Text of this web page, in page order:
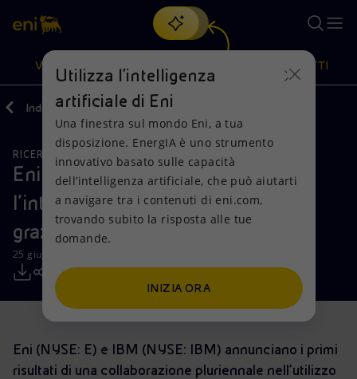
Cerca
scopri EnergIA, la nostra nuova soluzione di intelligenza
artificiale.
VISIONE
Visione
Mission e valori
Persone e Partnership
Net Zero
Modello satellitare
Energia accessibile
Azioni
Diversificazione energetica
Tecnologie per la transizione
Collaborazioni per l'innovazione
Attività nel mondo
PRODOTTI
Prodotti
Casa
Imprese
Mobilità
Indietro Media Comunicati Stampa
RICERCA, SVILUPPO E TECNOLOGIA
Eni e IBM potenziano
l’interpretazione dei dati geologici
grazie all’intelligenza artificiale
25 giugno 2019 - 11:00 CEST
Eni (NYSE: E) e IBM (NYSE: IBM) annunciano i primi
risultati di una collaborazione pluriennale nell’utilizzo
Utilizza l'intelligenza
artificiale di Eni
Una finestra sul mondo Eni, a tua
disposizione. EnergIA è uno strumento
innovativo basato sulle capacità
dell’intelligenza artificiale, che può aiutarti
a navigare tra i contenuti di eni.com,
trovando subito la risposta alle tue
domande.
INIZIA ORA